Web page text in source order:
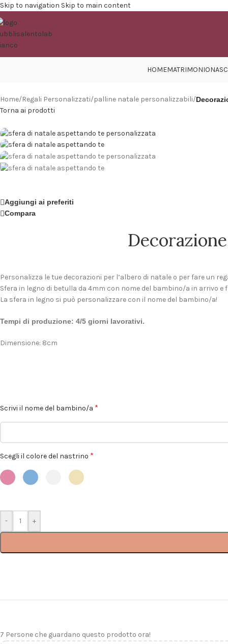
Skip to navigation Skip to main content
HOMEMATRIMONIO
Home/Regali Personalizzati/palline natale personalizzabili/
Torna ai prodotti
Aggiungi ai preferiti
Compara
Personalizza le tue decorazioni per l’albero di natale o per fare un
Sfera in legno di betulla da 4mm con nome del bambino/a in arrivo e
La sfera in legno si può personalizzare con il nome del bambino/a!
Tempi di produzione: 4/5 giorni lavorativi.
Dimensione: 8cm
Scrivi il nome del bambino/a *
Scegli il colore del nastrino *
- +
7 Persone che guardano questo prodotto ora!